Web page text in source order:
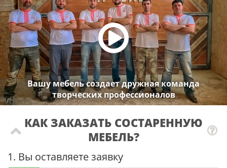
Вашу мебель создает дружная команда
творческих профессионалов
КАК ЗАКАЗАТЬ СОСТАРЕННУЮ
МЕБЕЛЬ?
1. Вы оставляете заявку